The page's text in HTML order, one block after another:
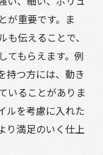
が重要です。ま
伝えることで、
てもらえます。例
持つ方には、動き
いることがありま
ルを考慮に入れた
り満足のいく仕上